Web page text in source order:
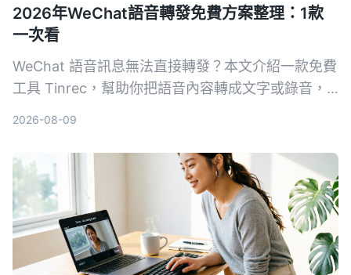
2026年WeChat語音轉發免費方案整理：1款
一次看
WeChat 語音訊息無法直接轉發？本文介紹一款免費
工具 Tinrec，幫助你把語音內容轉成文字或錄音，
2026-08-09